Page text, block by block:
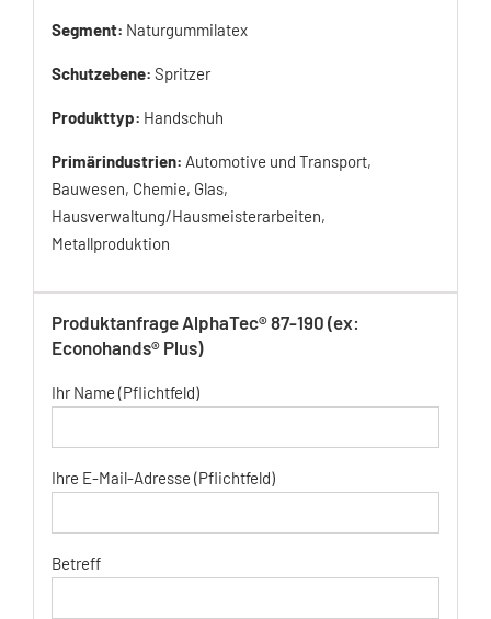
Segment: Naturgummilatex
Schutzebene: Spritzer
Produkttyp: Handschuh
Primärindustrien: Automotive und Transport,
Bauwesen, Chemie, Glas,
Hausverwaltung/Hausmeisterarbeiten,
Metallproduktion
Produktanfrage AlphaTec® 87-190 (ex:
Econohands® Plus)
Ihr Name (Pflichtfeld)
Ihre E-Mail-Adresse (Pflichtfeld)
Betreff